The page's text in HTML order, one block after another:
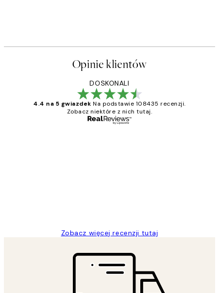
Opinie klientów
DOSKONALI
4.4 na 5 gwiazdek Na podstawie 108435 recenzji.
Zobacz niektóre z nich tutaj.
Zobacz więcej recenzji tutaj